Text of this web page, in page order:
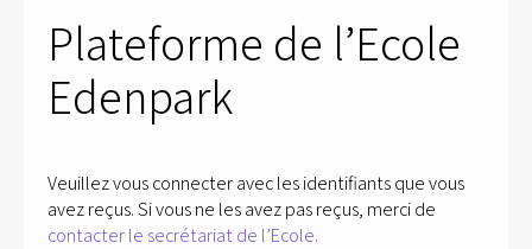
Plateforme de l’Ecole
Edenpark
Veuillez vous connecter avec les identifiants que vous
avez reçus. Si vous ne les avez pas reçus, merci de
contacter le secrétariat de l’Ecole.